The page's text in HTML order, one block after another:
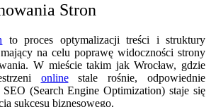
Stron
to proces optymalizacji treści i struktury
na celu poprawę widoczności strony
W mieście takim jak Wrocław, gdzie
onlinestale rośnie, odpowiednie
SEO (Search Engine Optimization) staje się
sukcesu biznesowego.